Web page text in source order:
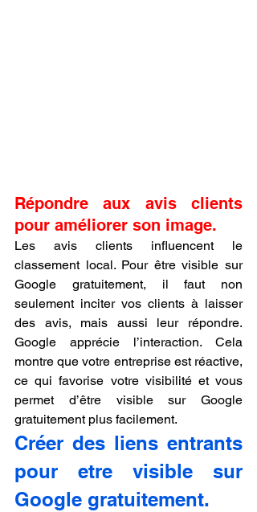
Répondre aux avis clients
pour améliorer son image.
Les avis clients influencent le
classement local. Pour être visible sur
Google gratuitement, il faut non
seulement inciter vos clients à laisser
des avis, mais aussi leur répondre.
Google apprécie l’interaction. Cela
montre que votre entreprise est réactive,
ce qui favorise votre visibilité et vous
permet d’être visible sur Google
gratuitement plus facilement.
Créer des liens entrants
pour etre visible sur
Google gratuitement.